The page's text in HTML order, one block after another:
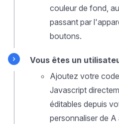
couleur de fond,
passant par
boutons.
Vous êtes un
Ajoutez votre
Javascript
éditables depuis
personnaliser de